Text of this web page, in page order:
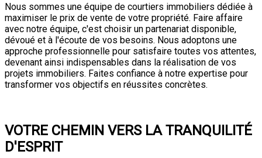
Nous sommes une équipe de courtiers immobiliers dédiée à
maximiser le prix de vente de votre propriété. Faire affaire
avec notre équipe, c'est choisir un partenariat disponible,
dévoué et à l'écoute de vos besoins. Nous adoptons une
approche professionnelle pour satisfaire toutes vos attentes,
devenant ainsi indispensables dans la réalisation de vos
projets immobiliers. Faites confiance à notre expertise pour
transformer vos objectifs en réussites concrètes.
VOTRE CHEMIN VERS LA TRANQUILITÉ
D'ESPRIT